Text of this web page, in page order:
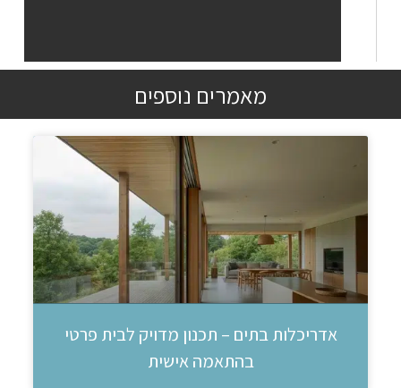
מאמרים נוספים
אדריכלות בתים – תכנון מדויק לבית פרטי
בהתאמה אישית